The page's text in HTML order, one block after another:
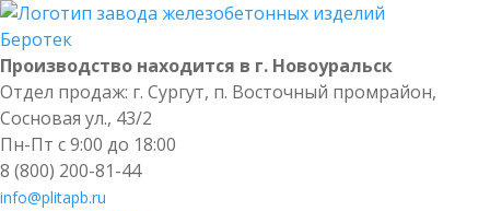
Производство находится в г. Новоуральск
Отдел продаж: г. Сургут, п. Восточный промрайон,
Сосновая ул., 43/2
Пн-Пт с 9:00 до 18:00
8 (800) 200-81-44
info@plitapb.ru